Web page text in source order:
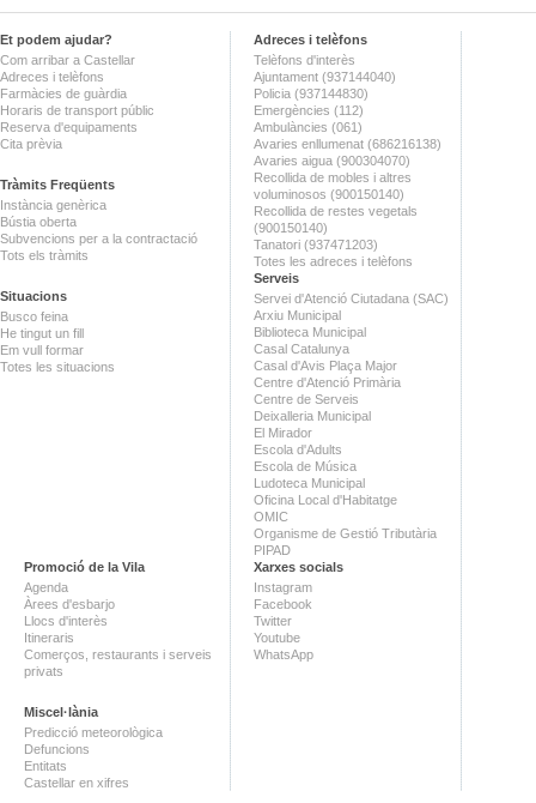
Et podem ajudar?
Com arribar a Castellar
Adreces i telèfons
Farmàcies de guàrdia
Horaris de transport públic
Reserva d'equipaments
Cita prèvia
Tràmits Freqüents
Instància genèrica
Bústia oberta
Subvencions per a la contractació
Tots els tràmits
Situacions
Busco feina
He tingut un fill
Em vull formar
Totes les situacions
Adreces i telèfons
Telèfons d'interès
Ajuntament (937144040)
Policia (937144830)
Emergències (112)
Ambulàncies (061)
Avaries enllumenat (686216138)
Avaries aigua (900304070)
Recollida de mobles i altres
voluminosos (900150140)
Recollida de restes vegetals
(900150140)
Tanatori (937471203)
Totes les adreces i telèfons
Serveis
Servei d'Atenció Ciutadana (SAC)
Arxiu Municipal
Biblioteca Municipal
Casal Catalunya
Casal d'Avis Plaça Major
Centre d'Atenció Primària
Centre de Serveis
Deixalleria Municipal
El Mirador
Escola d'Adults
Escola de Música
Ludoteca Municipal
Oficina Local d'Habitatge
OMIC
Organisme de Gestió Tributària
PIPAD
Promoció de la Vila
Agenda
Àrees d'esbarjo
Llocs d'interès
Itineraris
Comerços, restaurants i serveis
privats
Miscel·lània
Predicció meteorològica
Defuncions
Entitats
Castellar en xifres
Xarxes socials
Instagram
Facebook
Twitter
Youtube
WhatsApp